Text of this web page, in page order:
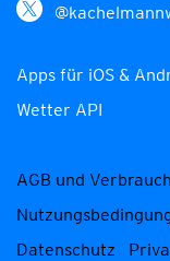
Apps für iOS &
Wetter API
AGB und
Datenschutz